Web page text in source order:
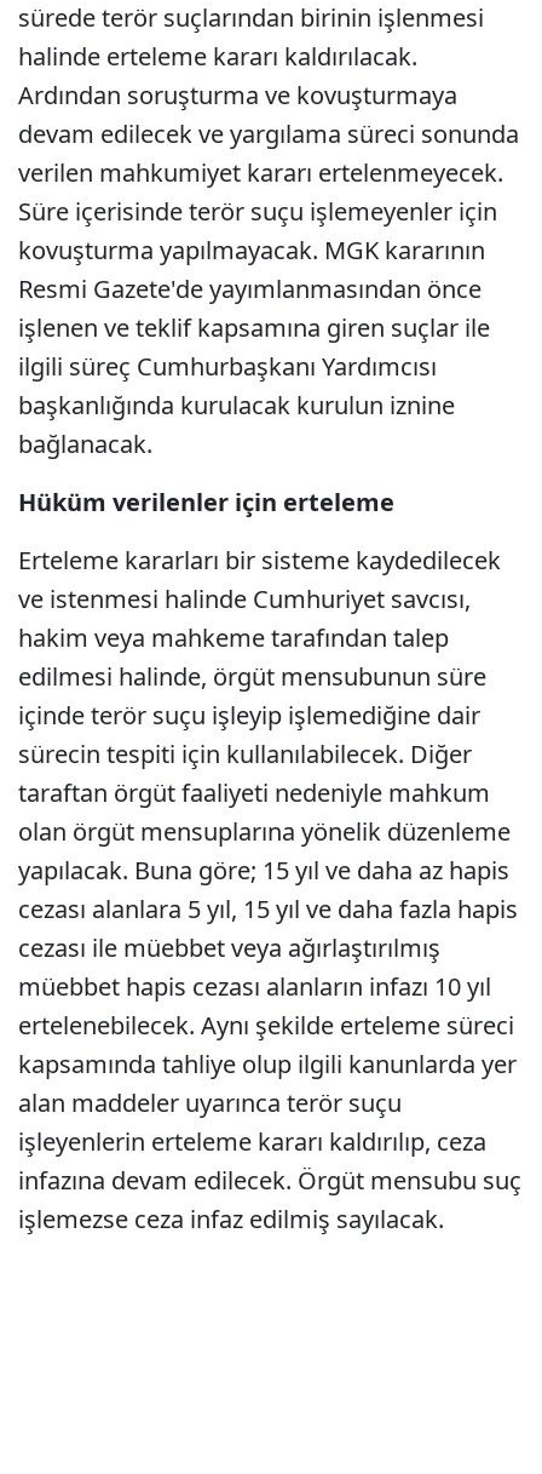
sürede terör suçlarından birinin işlenmesi
halinde erteleme kararı kaldırılacak.
Ardından soruşturma ve kovuşturmaya
devam edilecek ve yargılama süreci sonunda
verilen mahkumiyet kararı ertelenmeyecek.
Süre içerisinde terör suçu işlemeyenler için
kovuşturma yapılmayacak. MGK kararının
Resmi Gazete'de yayımlanmasından önce
işlenen ve teklif kapsamına giren suçlar ile
ilgili süreç Cumhurbaşkanı Yardımcısı
başkanlığında kurulacak kurulun iznine
bağlanacak.
Hüküm verilenler için erteleme
Erteleme kararları bir sisteme kaydedilecek
ve istenmesi halinde Cumhuriyet savcısı,
hakim veya mahkeme tarafından talep
edilmesi halinde, örgüt mensubunun süre
içinde terör suçu işleyip işlemediğine dair
sürecin tespiti için kullanılabilecek. Diğer
taraftan örgüt faaliyeti nedeniyle mahkum
olan örgüt mensuplarına yönelik düzenleme
yapılacak. Buna göre; 15 yıl ve daha az hapis
cezası alanlara 5 yıl, 15 yıl ve daha fazla hapis
cezası ile müebbet veya ağırlaştırılmış
müebbet hapis cezası alanların infazı 10 yıl
ertelenebilecek. Aynı şekilde erteleme süreci
kapsamında tahliye olup ilgili kanunlarda yer
alan maddeler uyarınca terör suçu
işleyenlerin erteleme kararı kaldırılıp, ceza
infazına devam edilecek. Örgüt mensubu suç
işlemezse ceza infaz edilmiş sayılacak.